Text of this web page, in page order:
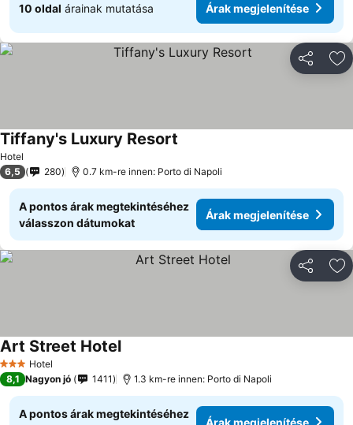
10 oldal árainak mutatása Árak megjelenítése
Hotel
Tiffany's Luxury Resort
6,5 280 0.7 km-re innen: Porto di Napoli
A pontos árak megtekintéséhez
válasszon dátumokat
Árak megjelenítése
3 Kategória
Hotel
Art Street HotelÁrak megjelenítése
8,1 Nagyon jó 1411 1.3 km-re innen: Porto di Napoli
A pontos árak megtekintéséhez
Árak megjelenítése